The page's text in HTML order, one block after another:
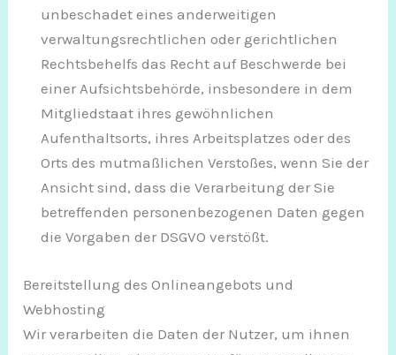
unbeschadet eines anderweitigen
verwaltungsrechtlichen oder gerichtlichen
Rechtsbehelfs das Recht auf Beschwerde bei
einer Aufsichtsbehörde, insbesondere in dem
Mitgliedstaat ihres gewöhnlichen
Aufenthaltsorts, ihres Arbeitsplatzes oder des
Orts des mutmaßlichen Verstoßes, wenn Sie der
Ansicht sind, dass die Verarbeitung der Sie
betreffenden personenbezogenen Daten gegen
die Vorgaben der DSGVO verstößt.
Bereitstellung des Onlineangebots und
Webhosting
Wir verarbeiten die Daten der Nutzer, um ihnen